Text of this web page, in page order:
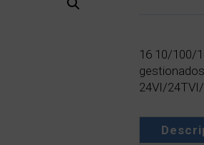
16 10/100/
24VI/